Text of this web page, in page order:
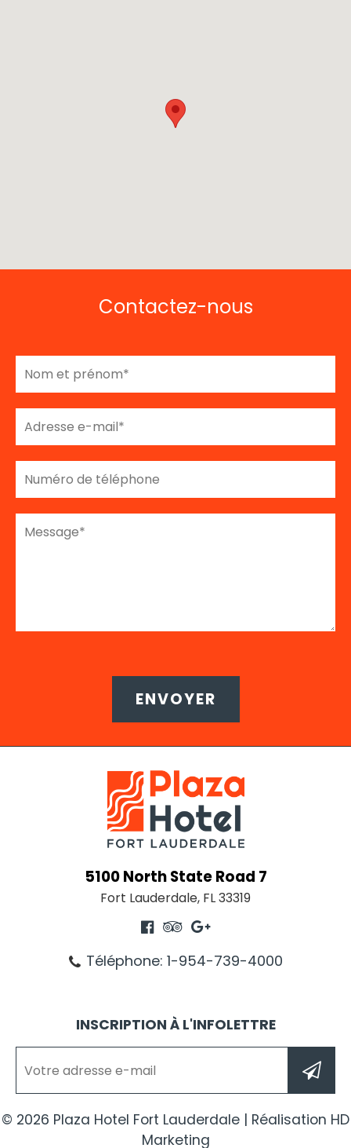
Contactez-nous
ENVOYER
5100 North State Road 7
Fort Lauderdale, FL 33319
Téléphone: 1-954-739-4000
INSCRIPTION À L'INFOLETTRE
© 2026 Plaza Hotel Fort Lauderdale | Réalisation HD
Marketing